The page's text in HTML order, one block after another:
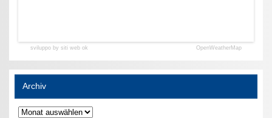
sviluppo by siti web ok OpenWeatherMap
Archiv
Archiv